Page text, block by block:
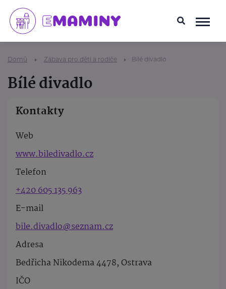
Domů Zábava pro děti a rodiče Bílé divadlo
Bílé divadlo
Kontakty
Web
www.biledivadlo.cz
Telefon
+420 605 135 963
E-mail
bile.divadlo@seznam.cz
Adresa
Bedřicha Nikodema 4478, Ostrava
IČO